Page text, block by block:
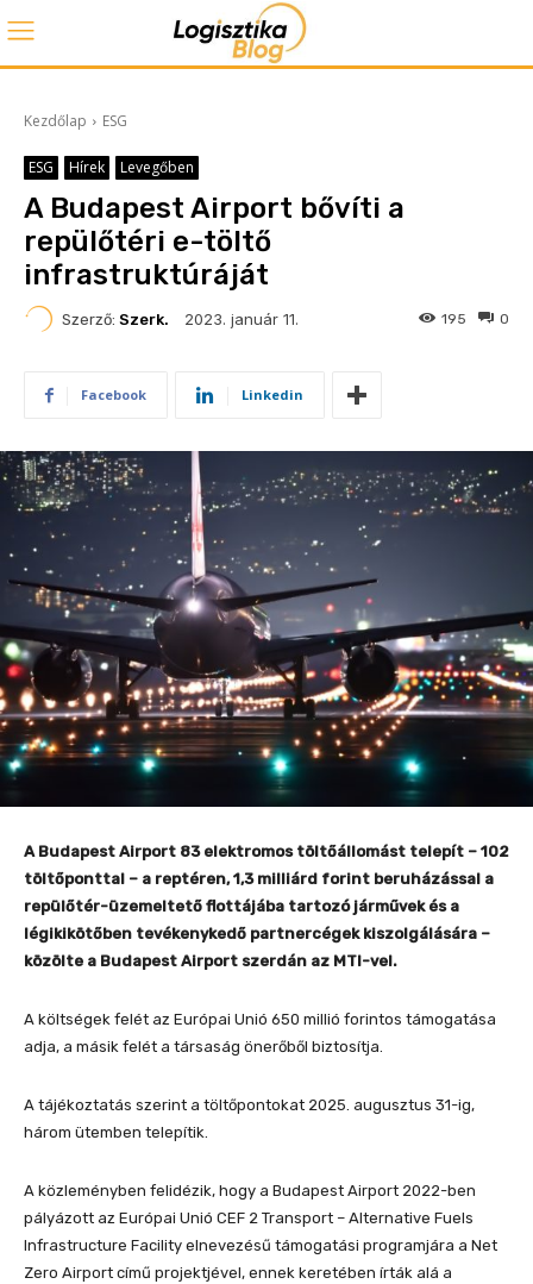
Kezdőlap ESG
ESG Hírek Levegőben
A Budapest Airport bővíti a
repülőtéri e-töltő
infrastruktúráját
Szerző: Szerk. 2023. január 11. 0
195
Facebook Linkedin
A Budapest Airport 83 elektromos töltőállomást telepít – 102
töltőponttal – a reptéren, 1,3 milliárd forint beruházással a
repülőtér-üzemeltető flottájába tartozó járművek és a
légikikötőben tevékenykedő partnercégek kiszolgálására –
közölte a Budapest Airport szerdán az MTI-vel.
A költségek felét az Európai Unió 650 millió forintos támogatása
adja, a másik felét a társaság önerőből biztosítja.
A tájékoztatás szerint a töltőpontokat 2025. augusztus 31-ig,
három ütemben telepítik.
A közleményben felidézik, hogy a Budapest Airport 2022-ben
pályázott az Európai Unió CEF 2 Transport – Alternative Fuels
Infrastructure Facility elnevezésű támogatási programjára a Net
Zero Airport című projektjével, ennek keretében írták alá a